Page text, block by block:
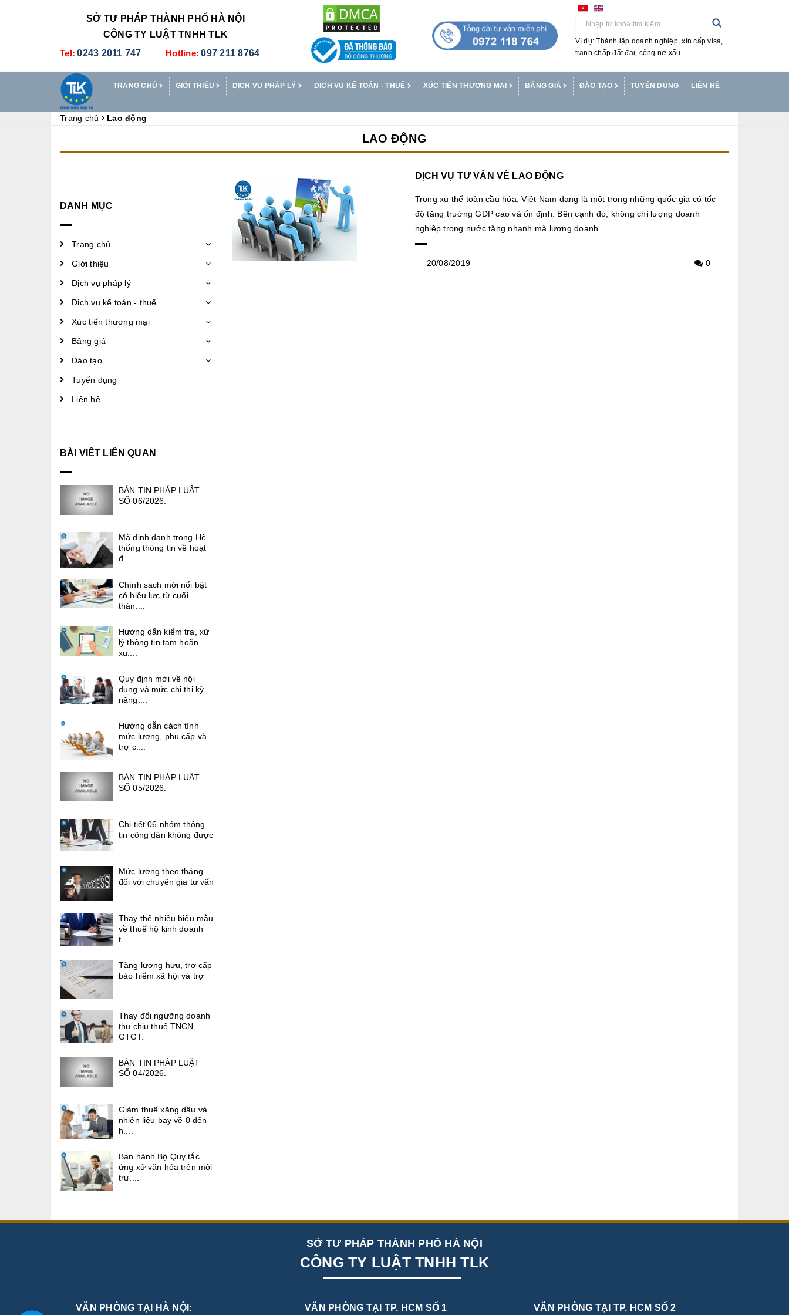
SỞ TƯ PHÁP THÀNH PHỐ HÀ NỘI
CÔNG TY LUẬT TNHH TLK
Tel: 0243 2011 747 Hotline: 097 211 8764
Ví dụ: Thành lập doanh nghiệp, xin cấp visa,
tranh chấp đất đai, công nợ xấu...
TRANG CHỦ GIỚI THIỆU DỊCH VỤ PHÁP LÝ DỊCH VỤ KẾ TOÁN - THUẾ XÚC TIẾN THƯƠNG MẠI BẢNG GIÁ ĐÀO TẠO TUYỂN DỤNG LIÊN HỆ
Trang chủ Lao động
LAO ĐỘNG
DỊCH VỤ TƯ VẤN VỀ LAO ĐỘNG
Trong xu thế toàn cầu hóa, Việt Nam đang là một trong những quốc gia có tốc
độ tăng trưởng GDP cao và ổn định. Bên cạnh đó, không chỉ lượng doanh
nghiệp trong nước tăng nhanh mà lượng doanh...
20/08/2019 0
DANH MỤC
Trang chủ
Giới thiệu
Dịch vụ pháp lý
Dịch vụ kế toán - thuế
Xúc tiến thương mại
Bảng giá
Đào tạo
Tuyển dụng
Liên hệ
BÀI VIẾT LIÊN QUAN
BẢN TIN PHÁP LUẬT
SỐ 06/2026.
Mã định danh trong Hệ
thống thông tin về hoạt
đ....
Chính sách mới nổi bật
có hiệu lực từ cuối
thán....
Hướng dẫn kiểm tra, xử
lý thông tin tạm hoãn
xu....
Quy định mới về nội
dung và mức chi thi kỹ
năng....
Hướng dẫn cách tính
mức lương, phụ cấp và
trợ c....
BẢN TIN PHÁP LUẬT
SỐ 05/2026.
Chi tiết 06 nhóm thông
tin công dân không được
Mức lương theo tháng
đối với chuyên gia tư vấn
Thay thế nhiều biểu mẫu
về thuế hộ kinh doanh
t....
Tăng lương hưu, trợ cấp
bảo hiểm xã hội và trợ
Thay đổi ngưỡng doanh
thu chịu thuế TNCN,
GTGT.
BẢN TIN PHÁP LUẬT
SỐ 04/2026.
Giảm thuế xăng dầu và
nhiên liệu bay về 0 đến
h....
Ban hành Bộ Quy tắc
ứng xử văn hóa trên môi
trư....
SỞ TƯ PHÁP THÀNH PHỐ HÀ NỘI
CÔNG TY LUẬT TNHH TLK
VĂN PHÒNG TẠI HÀ NỘI: VĂN PHÒNG TẠI TP. HCM SỐ 1 VĂN PHÒNG TẠI TP. HCM SỐ 2